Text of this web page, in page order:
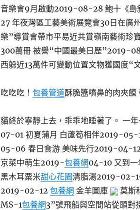
音樂會9月啟動2019-08-28 鮑十《
27 年夜灣區工藝美術展覽會30日在廣
樂”導賞會帶市平易近共賞嶺南藝術
300萬冊 被譽“中國最美日歷”2019-
西躲近13萬件可變動位置文物獲國度
吃吃吃！包養管道酥脆醬噴鼻的肉夾饃
貓終於寧靜上去，乖乖地睡著了。 一
07-01 初夏蒲月 白蘆筍相伴2019-
05-06 春日食游 美味先行2019-04-
京菜中萌生2019-包養網04-10 又到
黑木耳粟米甜心花園清脂湯2019-02-
2019-02-12包養網 金羊圖庫 莫斯
MS-1包養網3”號飛船與空間站從頭